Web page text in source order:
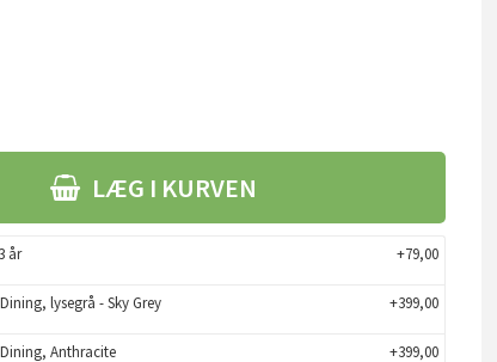
LÆG I KURVEN
år +79,00
lysegrå - Sky Grey +399,00
Anthracite +399,00